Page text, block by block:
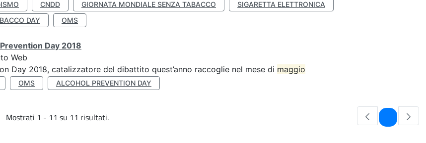
CNDD GIORNATA MONDIALE SENZA TABACCO
SIGARETTA ELETTRONICA
DAY
OMS
Day 2018
Web
Day 2018, catalizzatore del dibattito quest’anno raccoglie nel mese di maggio
OMS ALCOHOL PREVENTION DAY
Mostrati 1 - 11 su 11 risultati. Pagina